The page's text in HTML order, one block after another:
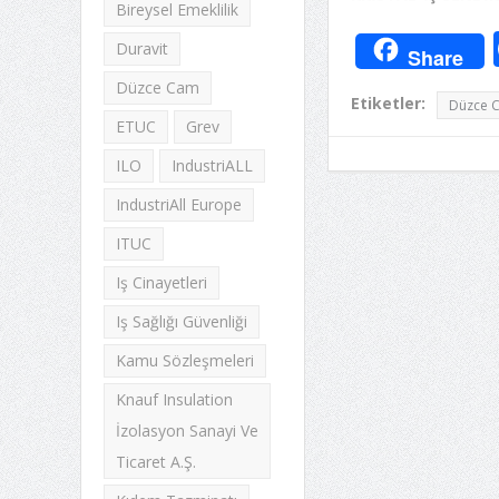
Share
Etiketler: Düzce
Bireysel Emeklilik
Duravit
Düzce Cam
ETUC
Grev
ILO
IndustriALL
IndustriAll Europe
ITUC
Iş Cinayetleri
Iş Sağlığı Güvenliği
Kamu Sözleşmeleri
Knauf Insulation
İzolasyon Sanayi Ve
Ticaret A.Ş.